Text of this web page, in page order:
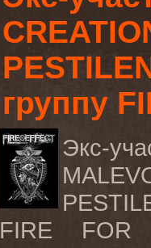
группу
Экс-
FIRE